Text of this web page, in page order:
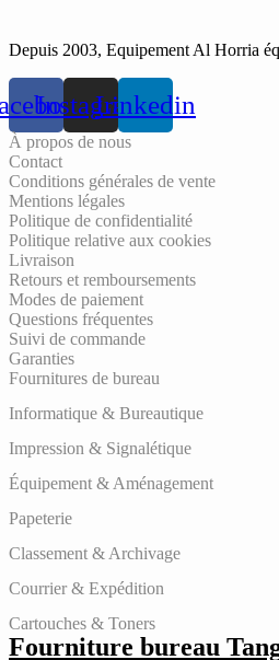
Depuis 2003, Equipement Al Horria
InstagramLinkedin
À propos de nous
Contact
Conditions générales de vente
Mentions légales
Politique de confidentialité
Politique relative aux cookies
Livraison
Retours et remboursements
Modes de paiement
Questions fréquentes
Suivi de commande
Garanties
Fournitures de bureau
Informatique & Bureautique
Impression & Signalétique
Équipement & Aménagement
Papeterie
Classement & Archivage
Courrier & Expédition
Cartouches & Toners
Fourniture bureau